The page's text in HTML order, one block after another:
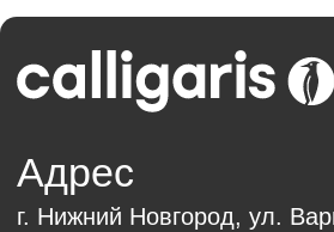
Адрес
г. Нижний Новгород, ул. Варварская, д. 7
Контакты
inf@calipso.ru
8 (800) 200-92-39